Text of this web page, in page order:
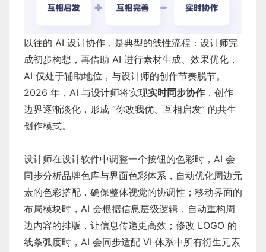
以往的 AI 设计协作，是典型的线性流程：设计师完
成初步构想，再借助 AI 进行素材生成、效果优化，
AI 仅处于辅助地位，与设计师的创作节奏脱节。
2026 年，AI 与设计师将实现实时同步协作 ，创作
边界逐渐淡化，形成 “你改我优、互相启发” 的共生
创作模式。
设计师在设计软件中调整一个按钮的色彩时，AI 会
同步分析品牌色库与界面色彩体系，自动优化周边元
素的色彩搭配，确保整体视觉的协调性；移动界面的
布局模块时，AI 会根据信息层级逻辑，自动重构周
边内容的排版，让信息传递更高效；修改 LOGO 的
线条弧度时，AI 会同步适配 VI 体系中所有衍生元素